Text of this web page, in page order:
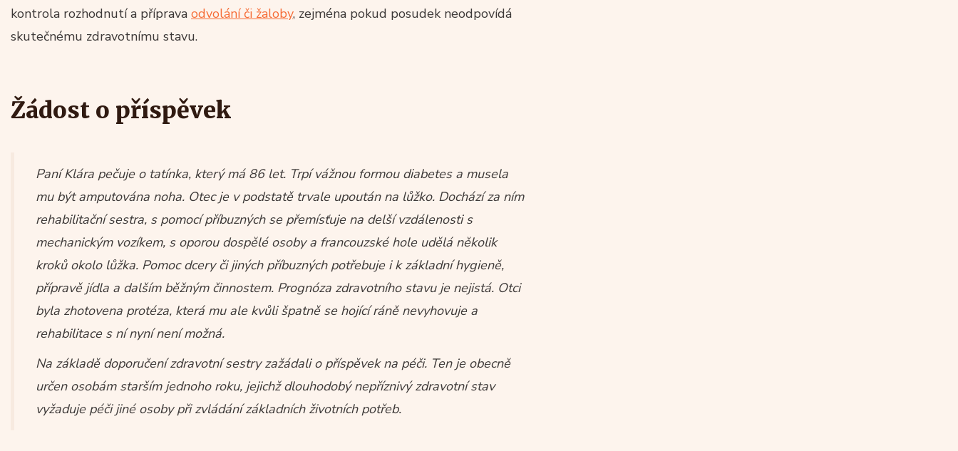
kontrola rozhodnutí a příprava odvolání či žaloby, zejména pokud posudek neodpovídá
skutečnému zdravotnímu stavu.
Žádost o příspěvek
Paní Klára pečuje o tatínka, který má 86 let. Trpí vážnou formou diabetes a musela
mu být amputována noha. Otec je v podstatě trvale upoután na lůžko. Dochází za ním
rehabilitační sestra, s pomocí příbuzných se přemísťuje na delší vzdálenosti s
mechanickým vozíkem, s oporou dospělé osoby a francouzské hole udělá několik
kroků okolo lůžka. Pomoc dcery či jiných příbuzných potřebuje i k základní hygieně,
přípravě jídla a dalším běžným činnostem. Prognóza zdravotního stavu je nejistá. Otci
byla zhotovena protéza, která mu ale kvůli špatně se hojící ráně nevyhovuje a
rehabilitace s ní nyní není možná.
Na základě doporučení zdravotní sestry zažádali o příspěvek na péči. Ten je obecně
určen osobám starším jednoho roku, jejichž dlouhodobý nepříznivý zdravotní stav
vyžaduje péči jiné osoby při zvládání základních životních potřeb.